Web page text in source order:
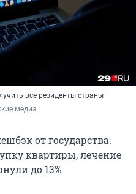
все резиденты страны
медиа
от государства.
квартиры, лечение
до 13%